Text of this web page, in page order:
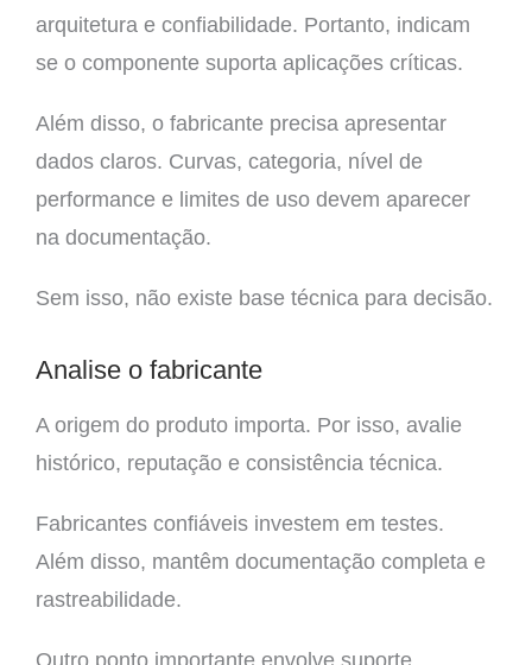
arquitetura e confiabilidade. Portanto, indicam
se o componente suporta aplicações críticas.
Além disso, o fabricante precisa apresentar
dados claros. Curvas, categoria, nível de
performance e limites de uso devem aparecer
na documentação.
Sem isso, não existe base técnica para decisão.
Analise o fabricante
A origem do produto importa. Por isso, avalie
histórico, reputação e consistência técnica.
Fabricantes confiáveis investem em testes.
Além disso, mantêm documentação completa e
rastreabilidade.